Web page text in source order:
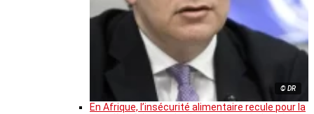
© DR
En Afrique, l’insécurité alimentaire recule pour la